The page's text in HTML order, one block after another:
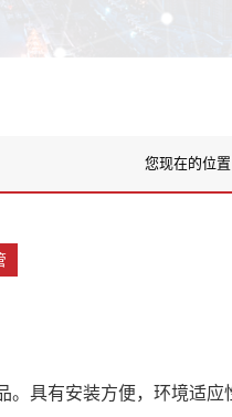
您现在的位置
具有安装方便，环境适